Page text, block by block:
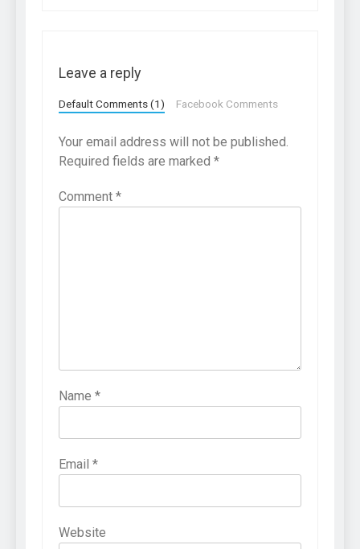
Leave a reply
Default Comments (1) Facebook Comments
Your email address will not be published.
Required fields are marked *
Comment *
Name *
Email *
Website